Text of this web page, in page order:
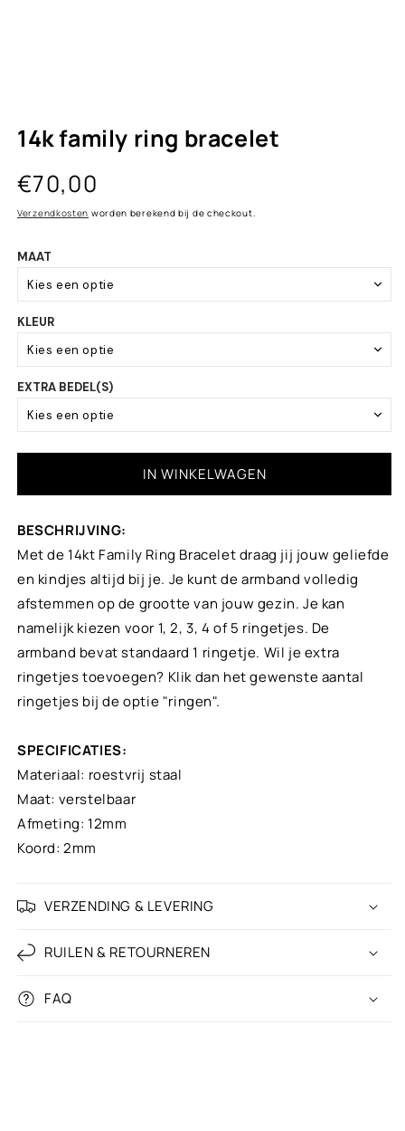
14k family ring bracelet
Normale
prijs
€70,00
Verzendkosten worden berekend bij de checkout.
MAAT
Kies een optie
Baby 0 - 3 jaar
Kind 4 - 8 jaar
Kind 9 - 14 jaar
Vrouw
Man
KLEUR
Kies een optie
White
Ivory
Gold
Dark gold
Gold brown
Leopard
Soft green
Trendy turquoise & white
Neon yellow
Neon green
EXTRA BEDEL(S)
Kies een optie
+ 1 bedel + €29,95
+ 2 bedels + €59,90
+ 3 bedels
+ 4 bedels + €119,80
IN WINKELWAGEN
BESCHRIJVING:
Met de 14kt Family Ring Bracelet draag jij jouw geliefde
en kindjes altijd bij je. Je kunt de armband volledig
afstemmen op de grootte van jouw gezin. Je kan
namelijk kiezen voor 1, 2, 3, 4 of 5 ringetjes. De
armband bevat standaard 1 ringetje. Wil je extra
ringetjes toevoegen? Klik dan het gewenste aantal
ringetjes bij de optie "ringen".
SPECIFICATIES:
Materiaal: roestvrij staal
Maat: verstelbaar
Afmeting: 12mm
Koord: 2mm
VERZENDING & LEVERING
RUILEN & RETOURNEREN
FAQ